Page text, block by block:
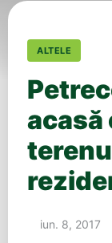
ALTELE
acasă
iun. 8, 2017